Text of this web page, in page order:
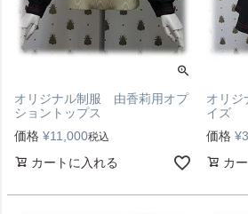
オリジナル制服 由香莉用オプ
ショントップス
価格 ¥11,000税込
カートに入れる
オリ
イズ
価格 ¥
カ